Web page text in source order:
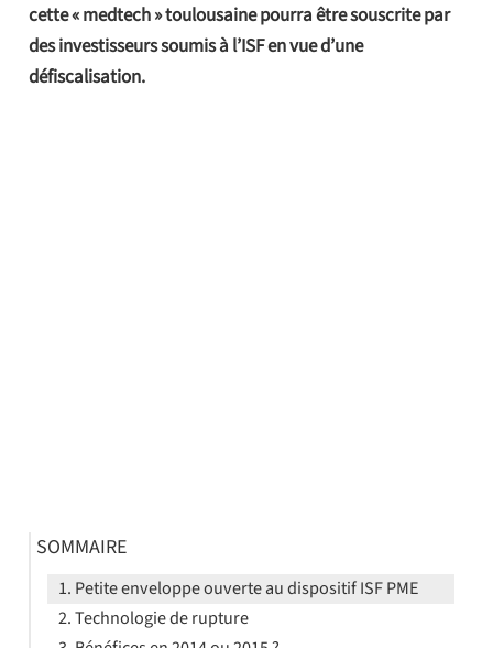
cette « medtech » toulousaine pourra être souscrite par
des investisseurs soumis à l’ISF en vue d’une
défiscalisation.
SOMMAIRE
Petite enveloppe ouverte au dispositif ISF PME
Technologie de rupture